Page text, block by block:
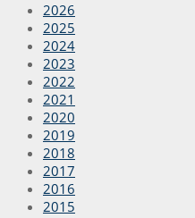
2026
2025
2024
2023
2022
2021
2020
2019
2018
2017
2016
2015